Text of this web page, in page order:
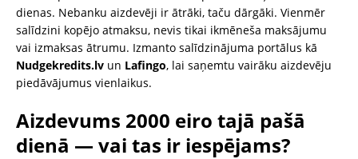
dienas. Nebanku aizdevēji ir ātrāki, taču dārgāki. Vienmēr
salīdzini kopējo atmaksu, nevis tikai ikmēneša maksājumu
vai izmaksas ātrumu. Izmanto salīdzinājuma portālus kā
Nudgekredits.lv un Lafingo, lai saņemtu vairāku aizdevēju
piedāvājumus vienlaikus.
Aizdevums 2000 eiro tajā pašā
dienā — vai tas ir iespējams?